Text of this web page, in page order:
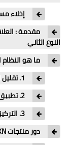
إخلاء
مقدمة :
النوع الثاني
​ما هو النظام
​1. تقليل الكربوهيدرات المكررة والسكريات
​2. تطبيق الصيام المتقطع (Intermittent Fasting)
​3. التركيز على الألياف الغذائية والدهون الصحية
​دور منتجات DXN في دعم نظام مرضى السكري